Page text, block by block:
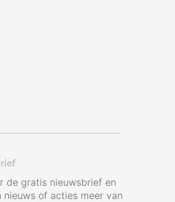
de gratis nieuwsbrief en
nieuws of acties meer van